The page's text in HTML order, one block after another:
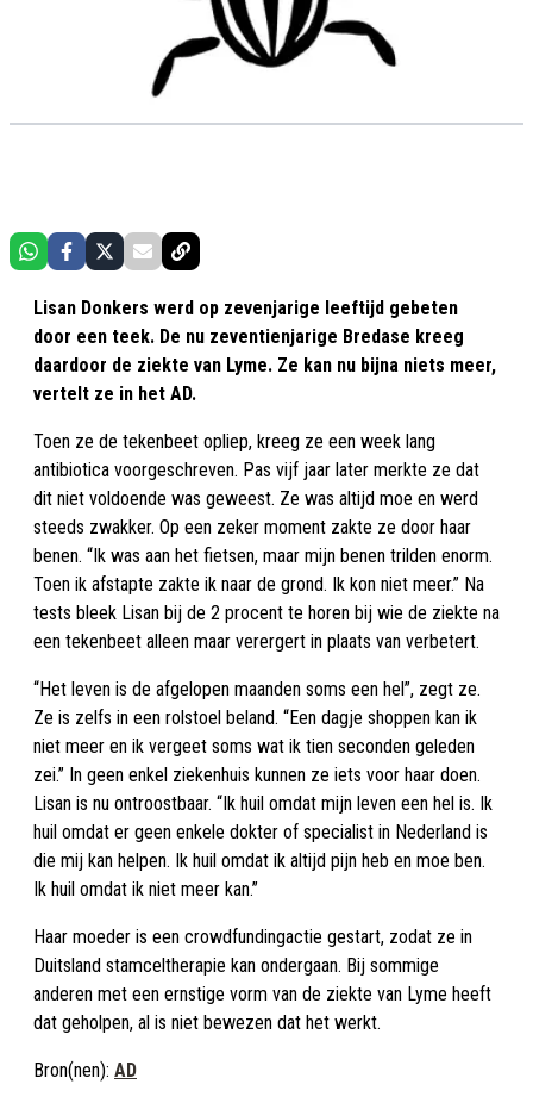
Lisan Donkers werd op zevenjarige leeftijd gebeten
door een teek. De nu zeventienjarige Bredase kreeg
daardoor de ziekte van Lyme. Ze kan nu bijna niets meer,
vertelt ze in het AD.
Toen ze de tekenbeet opliep, kreeg ze een week lang
antibiotica voorgeschreven. Pas vijf jaar later merkte ze dat
dit niet voldoende was geweest. Ze was altijd moe en werd
steeds zwakker. Op een zeker moment zakte ze door haar
benen. “Ik was aan het fietsen, maar mijn benen trilden enorm.
Toen ik afstapte zakte ik naar de grond. Ik kon niet meer.” Na
tests bleek Lisan bij de 2 procent te horen bij wie de ziekte na
een tekenbeet alleen maar verergert in plaats van verbetert.
“Het leven is de afgelopen maanden soms een hel”, zegt ze.
Ze is zelfs in een rolstoel beland. “Een dagje shoppen kan ik
niet meer en ik vergeet soms wat ik tien seconden geleden
zei.” In geen enkel ziekenhuis kunnen ze iets voor haar doen.
Lisan is nu ontroostbaar. “Ik huil omdat mijn leven een hel is. Ik
huil omdat er geen enkele dokter of specialist in Nederland is
die mij kan helpen. Ik huil omdat ik altijd pijn heb en moe ben.
Ik huil omdat ik niet meer kan.”
Haar moeder is een crowdfundingactie gestart, zodat ze in
Duitsland stamceltherapie kan ondergaan. Bij sommige
anderen met een ernstige vorm van de ziekte van Lyme heeft
dat geholpen, al is niet bewezen dat het werkt.
Bron(nen): AD